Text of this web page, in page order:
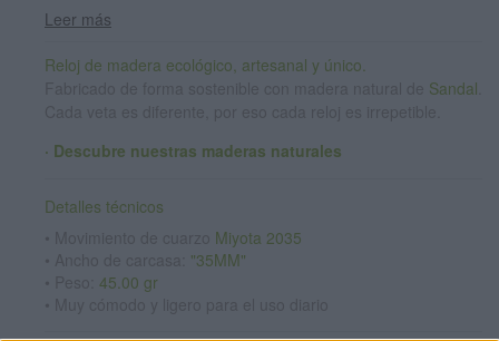
sándalo rojo natural combinados y rojo con cierre de joyería
de acero inoxidable. Resistente a salpicaduras, ancho del
reloj: 35mm
Leer más
Reloj de madera ecológico, artesanal y único.
Sandal
· Descubre nuestras maderas naturales
Detalles técnicos
Miyota 2035
"35MM"
45.00 gr